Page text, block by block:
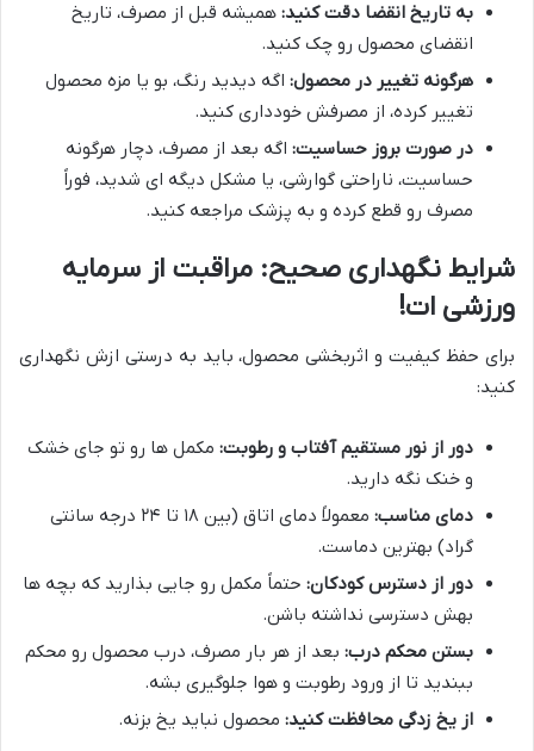
به تاریخ انقضا دقت کنید: همیشه قبل از مصرف، تاریخ
انقضای محصول رو چک کنید.
هرگونه تغییر در محصول: اگه دیدید رنگ، بو یا مزه محصول
تغییر کرده، از مصرفش خودداری کنید.
در صورت بروز حساسیت: اگه بعد از مصرف، دچار هرگونه
حساسیت، ناراحتی گوارشی، یا مشکل دیگه ای شدید، فوراً
مصرف رو قطع کرده و به پزشک مراجعه کنید.
شرایط نگهداری صحیح: مراقبت از سرمایه
ورزشی ات!
برای حفظ کیفیت و اثربخشی محصول، باید به درستی ازش نگهداری
کنید:
دور از نور مستقیم آفتاب و رطوبت: مکمل ها رو تو جای خشک
و خنک نگه دارید.
دمای مناسب:
معمولاً دمای اتاق (بین ۱۸ تا ۲۴ درجه سانتی
گراد) بهترین دماست.
دور از دسترس کودکان: حتماً مکمل رو جایی بذارید که بچه ها
بهش دسترسی نداشته باشن.
بستن محکم درب: بعد از هر بار مصرف، درب محصول رو محکم
ببندید تا از ورود رطوبت و هوا جلوگیری بشه.
از یخ زدگی محافظت کنید: محصول نباید یخ بزنه.